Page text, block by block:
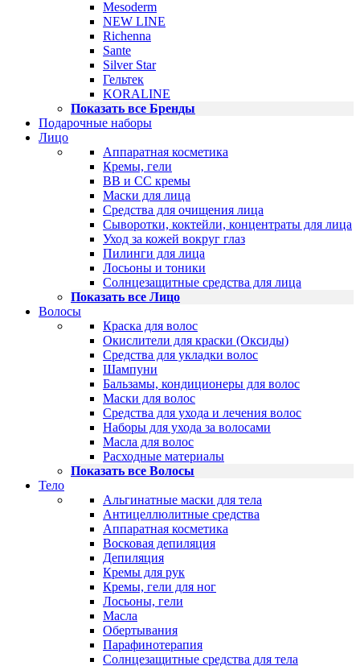
Mesoderm
NEW LINE
Richenna
Sante
Silver Star
Гельтек
KORALINE
Показать все Бренды
Подарочные наборы
Лицо
Аппаратная косметика
Кремы, гели
BB и CC кремы
Маски для лица
Средства для очищения лица
Сыворотки, коктейли, концентраты для лица
Уход за кожей вокруг глаз
Пилинги для лица
Лосьоны и тоники
Солнцезащитные средства для лица
Показать все Лицо
Волосы
Краска для волос
Окислители для краски (Оксиды)
Средства для укладки волос
Шампуни
Бальзамы, кондиционеры для волос
Маски для волос
Средства для ухода и лечения волос
Наборы для ухода за волосами
Масла для волос
Расходные материалы
Показать все Волосы
Тело
Альгинатные маски для тела
Антицеллюлитные средства
Аппаратная косметика
Восковая депиляция
Депиляция
Кремы для рук
Кремы, гели для ног
Лосьоны, гели
Масла
Обертывания
Парафинотерапия
Солнцезащитные средства для тела